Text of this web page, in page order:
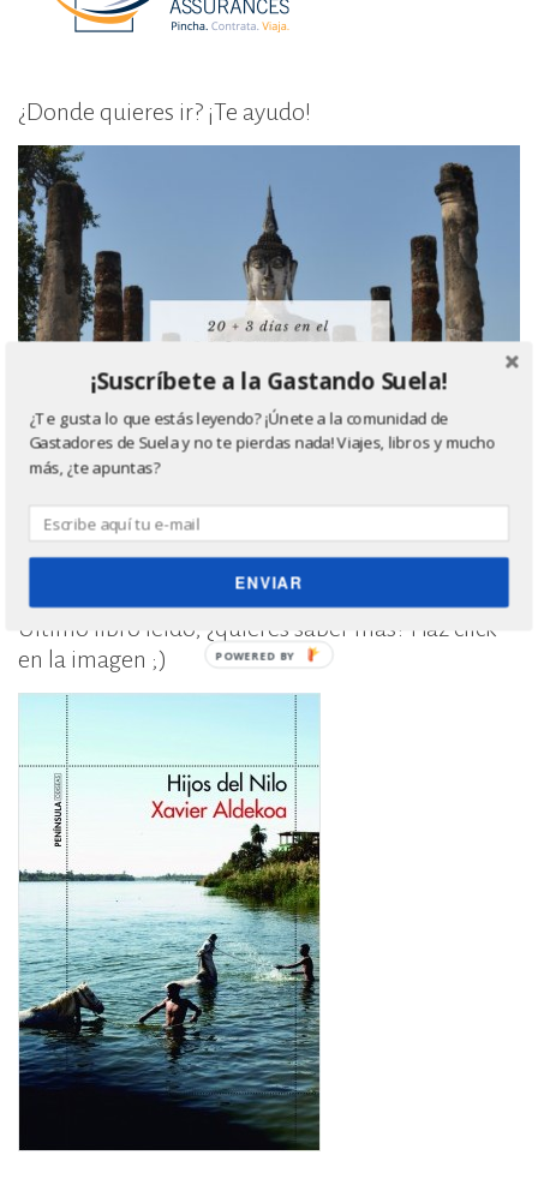
¿Donde quieres ir? ¡Te ayudo!
Último libro leído, ¿quieres saber más? Haz click
en la imagen ;)
¡Suscríbete a la Gastando Suela!
¿Te gusta lo que estás leyendo? ¡Únete a la comunidad de
Gastadores de Suela y no te pierdas nada! Viajes, libros y mucho
más, ¿te apuntas?
ENVIAR
POWERED BY